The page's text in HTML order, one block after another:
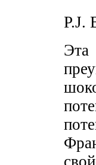
Р.J.
Эта